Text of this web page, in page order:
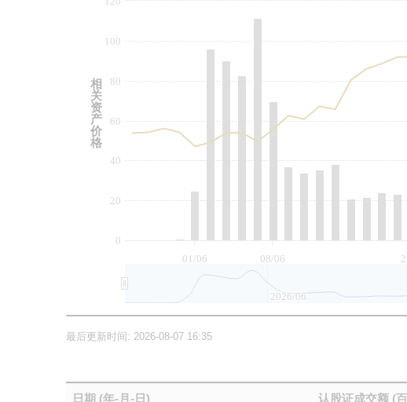
01/06 08/06
0
20
40
60
80
100
2026/06
相
关
资
产
价
格
最后更新时间: 2026-08-07 16:35
日期 (年-月-日) 认股证成交额 (